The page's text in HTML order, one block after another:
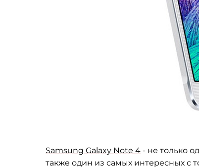
Samsung Galaxy Note 4 - не только
также один из самых интересных с